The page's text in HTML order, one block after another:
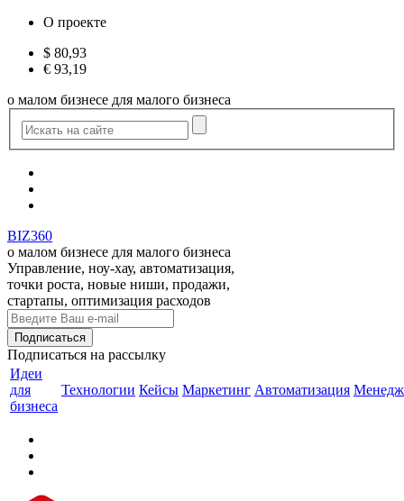
О проекте
$ 80,93
€ 93,19
о малом бизнесе для малого бизнеса
BIZ360
о малом бизнесе для малого бизнеса
Управление, ноу-хау, автоматизация,
точки роста, новые ниши, продажи,
стартапы, оптимизация расходов
Подписаться на рассылку
Идеи
для
бизнеса
Технологии Кейсы Маркетинг Автоматизация